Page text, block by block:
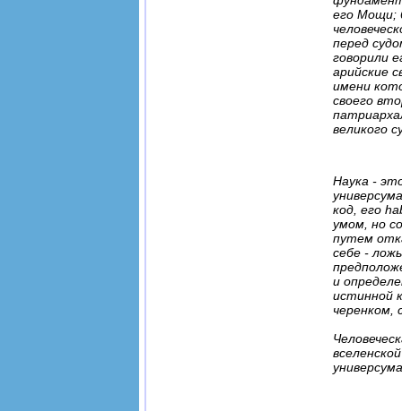
его Мощи;
перед
говорили
арийские
имени
своего
великого
Наука -
код, его
умом, но
путем
себе -
и
истинной
черенком,